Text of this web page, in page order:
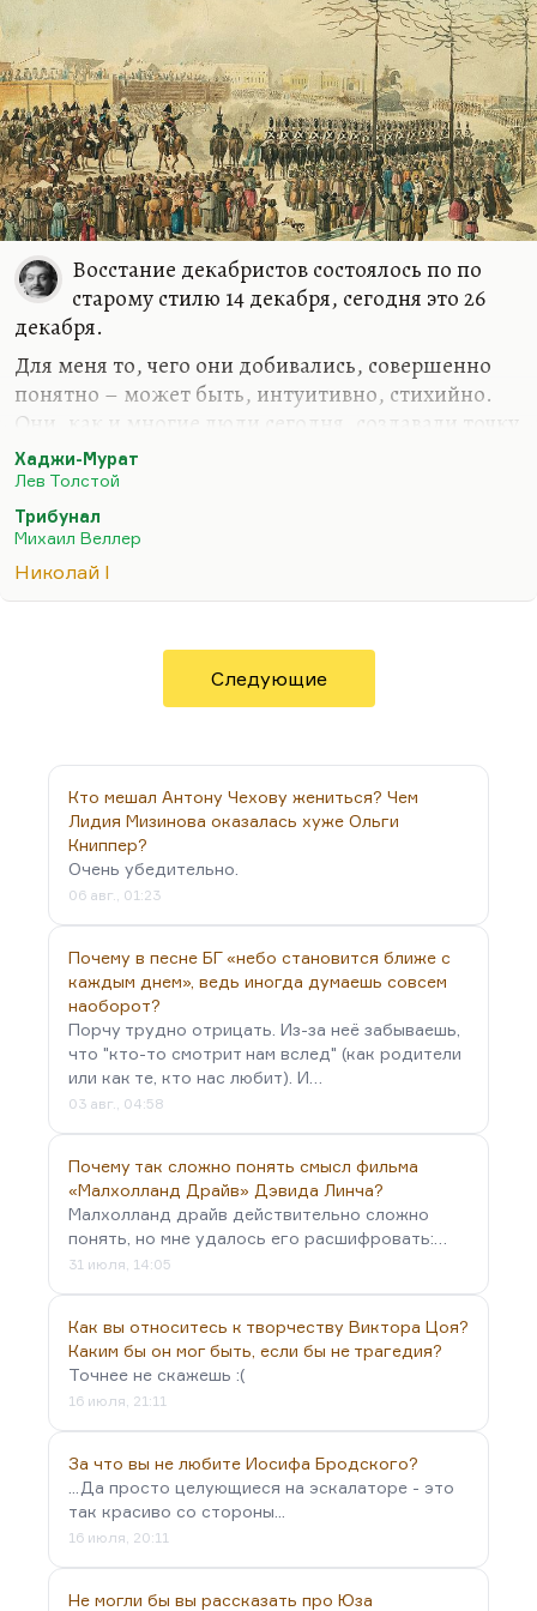
Восстание декабристов состоялось по по
старому стилю 14 декабря, сегодня это 26
декабря.
Для меня то, чего они добивались, совершенно
понятно – может быть, интуитивно, стихийно.
Они, как и многие люди сегодня, создавали точку
напряжения. И надеялись, что у власти негладко
пройдет ее незаконная передача. История с
отодвиганием Константина, который мог бы
быть, по крайней мере, более человечным
руководителем, и история с воцарением
Николая, которому не присягали. Присягнули
Для меня именно Николай Первый – главный
предопределено…
Хаджи-Мурат
Лев Толстой
Трибунал
Михаил Веллер
Николай I
Следующие
Кто мешал Антону Чехову жениться? Чем
Лидия Мизинова оказалась хуже Ольги
Книппер?
Очень убедительно.
06 авг., 01:23
Почему в песне БГ «небо становится ближе с
каждым днем», ведь иногда думаешь совсем
наоборот?
Порчу трудно отрицать. Из-за неё забываешь,
что "кто-то смотрит нам вслед" (как родители
или как те, кто нас любит). И…
03 авг., 04:58
Почему так сложно понять смысл фильма
«Малхолланд Драйв» Дэвида Линча?
Малхолланд драйв действительно сложно
понять, но мне удалось его расшифровать:…
31 июля, 14:05
Как вы относитесь к творчеству Виктора Цоя?
Каким бы он мог быть, если бы не трагедия?
Точнее не скажешь :(
16 июля, 21:11
За что вы не любите Иосифа Бродского?
...Да просто целующиеся на эскалаторе - это
так красиво со стороны...
16 июля, 20:11
Не могли бы вы рассказать про Юза